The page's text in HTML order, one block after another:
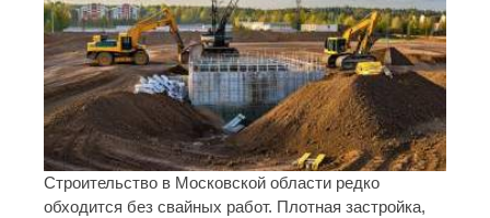
Строительство в Московской области редко
обходится без свайных работ. Плотная застройка,